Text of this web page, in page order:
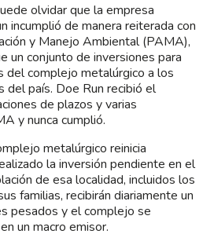
olvidar que la empresa
incumplió de manera reiterada con
y Manejo Ambiental (PAMA),
un conjunto de inversiones para
del complejo metalúrgico a los
del país. Doe Run recibió el
de plazos y varias
y nunca cumplió.
metalúrgico reinicia
la inversión pendiente en el
de esa localidad, incluidos los
familias, recibirán diariamente un
pesados y el complejo se
un macro emisor.